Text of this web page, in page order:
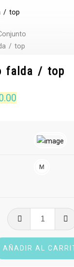
falda / top
€40.00.
/
top
AÑADIR AL